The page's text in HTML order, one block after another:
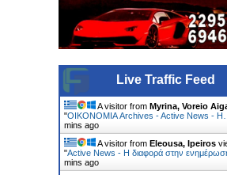
Live Traffic Feed
A visitor from Myrina, Voreio
"ΟΙΚΟΝΟΜΙΑ Archives - Active News - Η…
mins ago
A visitor from Eleousa, Ipeiros
"Active News - Η διαφορά στην
mins ago